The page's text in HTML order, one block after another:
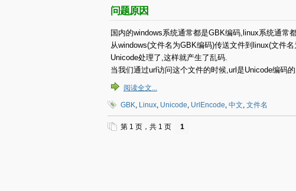
问题原因
国内的windows系统通常都是GBK编码,linux系统通常
从windows(文件名为GBK编码)传送文件到linux(文件
Unicode处理了,这样就产生了乱码.
当我们通过url访问这个文件的时候,url是Unicode编码
阅读全文...
GBK, Linux, Unicode, UrlEncode, 中文, 文件名
第 1 页，共 1 页 1